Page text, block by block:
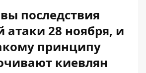
последствия
атаки 28 ноября, и
принципу
киевлян